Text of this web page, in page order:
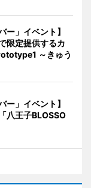
ー」イベント】
限定提供するカ
～きゅう
ー」イベント】
八王子BLOSSO